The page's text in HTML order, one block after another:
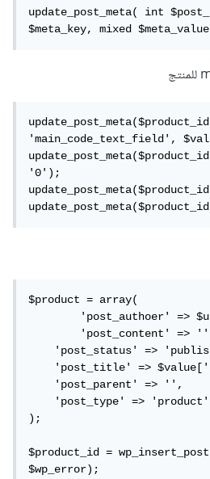
update_post_meta( int
$meta_key, mixed
'main_code_text_field',
'0');
$product = array(
	'post_authoer' => $user_id,
	'post_content' => '',
    'post_status' => 'publish',
    'post_title' => $value['product_name'],
    'post_parent' => '',
    'post_type' => 'product',
);
$product_id =
$wp_error);